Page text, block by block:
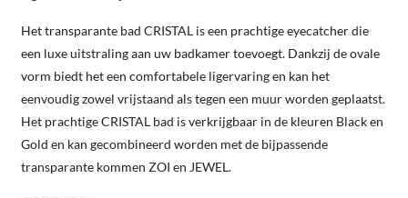
Het transparante bad CRISTAL is een prachtige eyecatcher die
een luxe uitstraling aan uw badkamer toevoegt. Dankzij de ovale
vorm biedt het een comfortabele ligervaring en kan het
eenvoudig zowel vrijstaand als tegen een muur worden geplaatst.
Het prachtige CRISTAL bad is verkrijgbaar in de kleuren Black en
Gold en kan gecombineerd worden met de bijpassende
transparante kommen ZOI en JEWEL.